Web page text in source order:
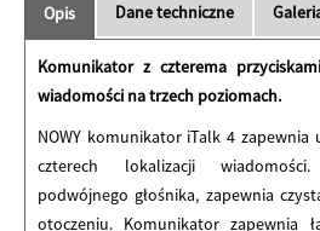
Opis Dane techniczne
Komunikator z czterema
wiadomości na trzech poziomach.
NOWY komunikator iTalk 4
czterech lokalizacji
podwójnego głośnika, zapewnia
otoczeniu. Komunikator zapewnia